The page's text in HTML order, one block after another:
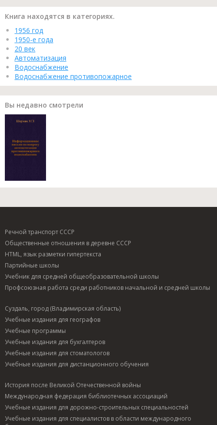
Книга находятся в категориях.
1956 год
1950-е года
20 век
Автоматизация
Водоснабжение
Водоснабжение противопожарное
Вы недавно смотрели
Речной транспорт СССР
Общественные отношения в деревне СССР
HTML, язык разметки гипертекста
Партийные школы
Учебник для средней общеобразовательной школы
Профсоюзная работа среди работников начальной и средней школы
Суздаль, город (Владимирская область)
Учебные издания для географов
Учебные программы
Учебные издания для бухгалтеров
Учебные издания для стоматологов
Учебные издания для дистанционного обучения
История после Великой Отечественной войны
Международная федерация библиотечных ассоциаций
Учебные издания для дорожно-строительных специальностей
Учебные издания для специалистов в области международного